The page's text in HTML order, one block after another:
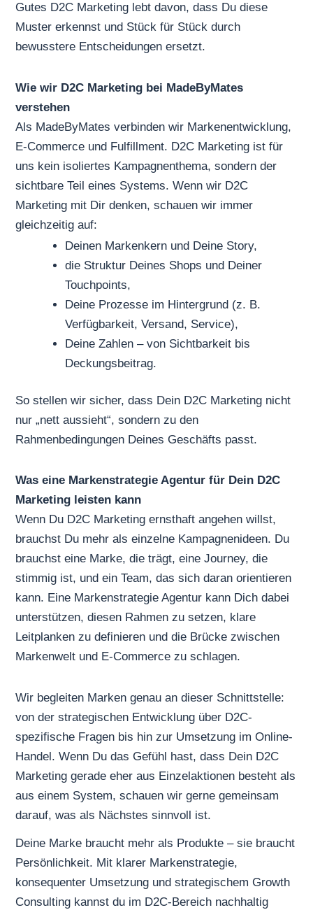
Gutes D2C Marketing lebt davon, dass Du diese
Muster erkennst und Stück für Stück durch
bewusstere Entscheidungen ersetzt.
Wie wir D2C Marketing bei MadeByMates
verstehen
Als MadeByMates verbinden wir Markenentwicklung,
E-Commerce und Fulfillment. D2C Marketing ist für
uns kein isoliertes Kampagnenthema, sondern der
sichtbare Teil eines Systems. Wenn wir D2C
Marketing mit Dir denken, schauen wir immer
gleichzeitig auf:
Deinen Markenkern und Deine Story,
die Struktur Deines Shops und Deiner
Touchpoints,
Deine Prozesse im Hintergrund (z. B.
Verfügbarkeit, Versand, Service),
Deine Zahlen – von Sichtbarkeit bis
Deckungsbeitrag.
So stellen wir sicher, dass Dein D2C Marketing nicht
nur „nett aussieht“, sondern zu den
Rahmenbedingungen Deines Geschäfts passt.
Was eine Markenstrategie Agentur für Dein D2C
Marketing leisten kann
Wenn Du D2C Marketing ernsthaft angehen willst,
brauchst Du mehr als einzelne Kampagnenideen. Du
brauchst eine Marke, die trägt, eine Journey, die
stimmig ist, und ein Team, das sich daran orientieren
kann. Eine Markenstrategie Agentur kann Dich dabei
unterstützen, diesen Rahmen zu setzen, klare
Leitplanken zu definieren und die Brücke zwischen
Markenwelt und E-Commerce zu schlagen.
Wir begleiten Marken genau an dieser Schnittstelle:
von der strategischen Entwicklung über D2C-
spezifische Fragen bis hin zur Umsetzung im Online-
Handel. Wenn Du das Gefühl hast, dass Dein D2C
Marketing gerade eher aus Einzelaktionen besteht als
aus einem System, schauen wir gerne gemeinsam
darauf, was als Nächstes sinnvoll ist.
Deine Marke braucht mehr als Produkte – sie braucht
Persönlichkeit. Mit klarer Markenstrategie,
konsequenter Umsetzung und strategischem Growth
Consulting kannst du im D2C-Bereich nachhaltig